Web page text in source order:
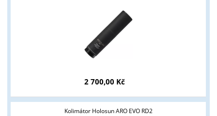
2 700,00 Kč
Kolimátor Holosun ARO EVO RD2